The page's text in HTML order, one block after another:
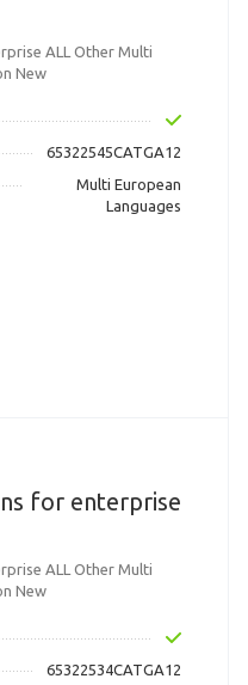
ALL Other Multi
New
65322545CATGA12
Multi European
Languages
for enterprise
ALL Other Multi
New
65322534CATGA12